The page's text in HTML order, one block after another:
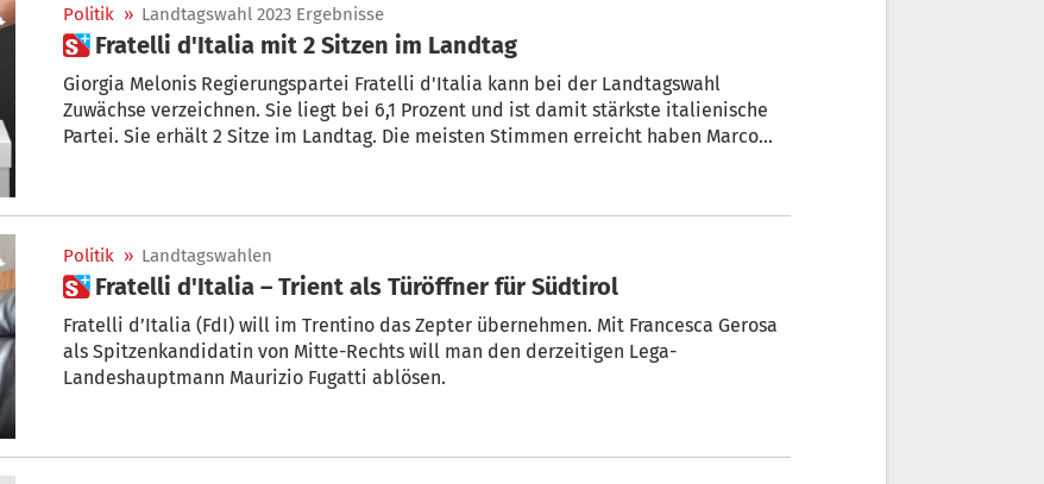
Politik » Landtagswahl 2023 Ergebnisse
 Fratelli d'Italia mit 2 Sitzen im Landtag
Giorgia Melonis Regierungspartei Fratelli d'Italia kann bei der Landtagswahl
Zuwächse verzeichnen. Sie liegt bei 6,1 Prozent und ist damit stärkste italienische
Partei. Sie erhält 2 Sitze im Landtag. Die meisten Stimmen erreicht haben Marco
Politik » Landtagswahlen
 Fratelli d'Italia – Trient als Türöffner für Südtirol
Fratelli d’Italia (FdI) will im Trentino das Zepter übernehmen. Mit Francesca Gerosa
als Spitzenkandidatin von Mitte-Rechts will man den derzeitigen Lega-
Landeshauptmann Maurizio Fugatti ablösen.